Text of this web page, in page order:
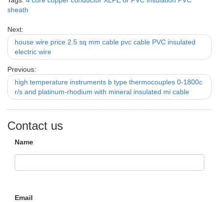
sheath
Next:
house wire price 2.5 sq mm cable pvc cable PVC insulated
electric wire
Previous:
high temperature instruments b type thermocouples 0-1800c
r/s and platinum-rhodium with mineral insulated mi cable
Contact us
Name
Email